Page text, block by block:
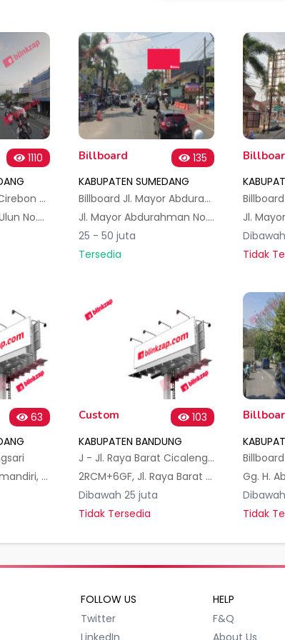
1110
Billboard Jl. Raya Cirebon - Bandung - Sumedang
Jl. Prabu Geusan Ulun No.202, Regol Wetan, Kec. Sumedang Sel., Kabupaten Sumedang, Jawa Barat 45311, Indonesia
Billboard
135
KABUPATEN SUMEDANG
Billboard Jl. Mayor Abdurahman, Kotakaler, Kec. Sumedang Utara, Kabupaten Sumedang 1mk
Jl. Mayor Abdurahman No.19, Kotakaler, Kec. Sumedang Utara, Kabupaten Sumedang, Jawa Barat 45621, Indonesia
25 - 50 juta
Tersedia
Tidak
63
3QRW+Q93, Kutamandiri, Tanjungsari, Sumedang Regency, West Java 45362, Indonesia
Custom
103
KABUPATEN BANDUNG
J - Jl. Raya Barat Cicalengka
2RCM+6GF, Jl. Raya Barat Cicalengka No.183, Panenjoan, Kec. Cicalengka, Kabupaten Bandung, Jawa Barat 40395, Indonesia
Dibawah 25 juta
Tidak Tersedia
Tidak
FOLLOW US
Twitter
HELP
F&Q